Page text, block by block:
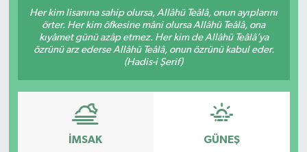
Her kim lisanına sahip olursa, Allâhü Teâlâ, onun ayıplarını
örter. Her kim öfkesine mâni olursa Allâhü Teâlâ, ona
kıyâmet günü azâp etmez. Her kim de Allâhü Teâlâ’ya
özrünü arz ederse Allâhü Teâlâ, onun özrünü kabul eder.
(Hadis-i Şerif)
İMSAK GÜNEŞ